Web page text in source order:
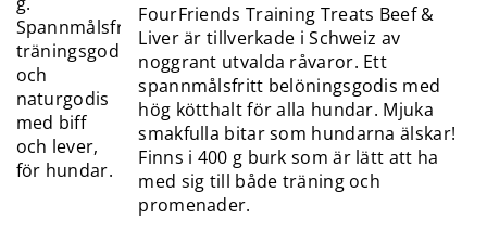
FourFriends Training Treats Beef &
Liver är tillverkade i Schweiz av
noggrant utvalda råvaror. Ett
spannmålsfritt belöningsgodis med
hög kötthalt för alla hundar. Mjuka
smakfulla bitar som hundarna älskar!
Finns i 400 g burk som är lätt att ha
med sig till både träning och
promenader.